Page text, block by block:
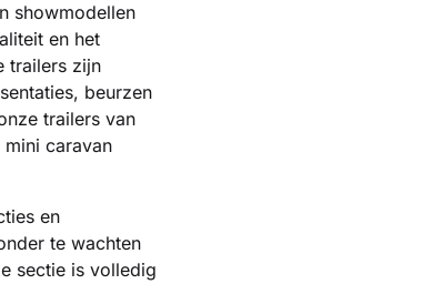
showmodellen
en het
trailers zijn
beurzen
trailers van
caravan
en
te wachten
sectie is volledig